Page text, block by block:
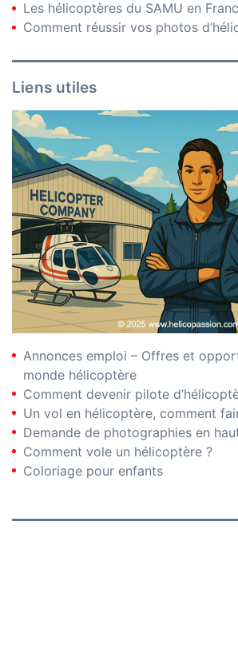
Les hélicoptères du SAMU en
Comment réussir vos photos
Liens utiles
Annonces emploi – Offres et
monde hélicoptère
Comment devenir pilote
Un vol en hélicoptère, comment
Demande de photographies en
Comment vole un hélicoptère ?
Coloriage pour enfants